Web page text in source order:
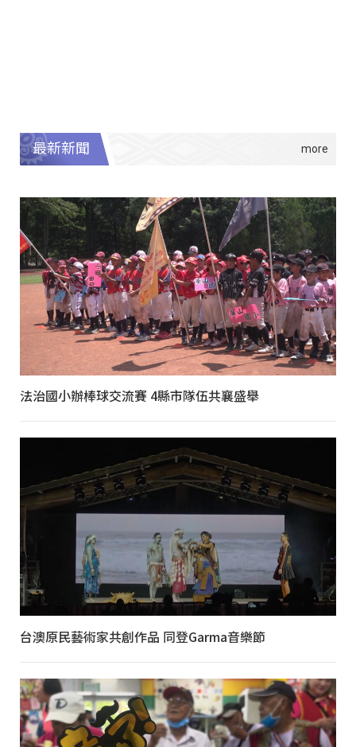
最新新聞
法治國小辦棒球交流賽 4縣市隊伍共襄盛舉
台澳原民藝術家共創作品 同登Garma音樂節